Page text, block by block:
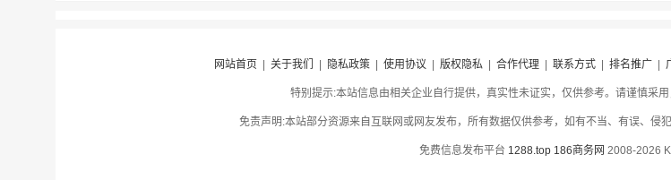
网站首页 关于我们 隐私政策| 使用协议 版权隐私| 合作代理| 联系方式| 排名推广|
特别提示:本站信息由相关企业自行提供，真实性未证实，仅供参考。请谨慎采
免责声明:本站部分资源来自互联网或网友发布，所有数据仅供参考，如有不当、有误、侵
免费信息发布平台 1288.top 186商务网 2008-2026